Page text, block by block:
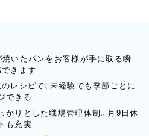
焼いたパンをお客様が手に取る瞬
きます
レシピで、未経験でも季節ごとに
できる
かりとした職場管理体制。月9日休
も充実